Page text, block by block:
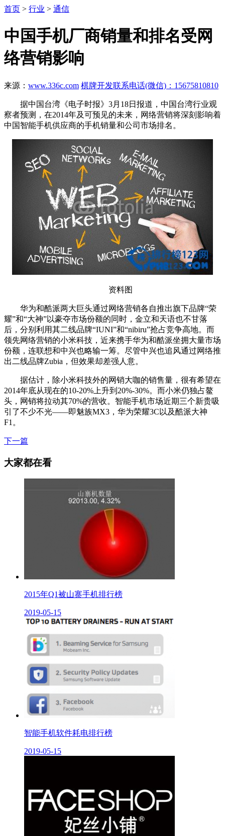
首页 > 行业 > 通信
中国手机厂商销量和排名受网
络营销影响
来源： www.336c.com 棋牌开发联系电话(微信)：15675810810
据中国台湾《电子时报》3月18日报道，中国台湾行业观
察者预测，在2014年及可预见的未来，网络营销将深刻影响着
中国智能手机供应商的手机销量和公司市场排名。
资料图
华为和酷派两大巨头通过网络营销各自推出旗下品牌“荣
耀”和“大神”以豪夺市场份额的同时，金立和天语也不甘落
后，分别利用其二线品牌“IUNI”和“nibiru”抢占竞争高地。而
领先网络营销的小米科技，近来携手华为和酷派坐拥大量市场
份额，连联想和中兴也略输一筹。尽管中兴也追风通过网络推
出二线品牌Zubia，但效果却差强人意。
据估计，除小米科技外的网销大咖的销售量，很有希望在
2014年底从现在的10-20%上升到20%-30%。而小米仍独占鳌
头，网销将拉动其70%的营收。智能手机市场近期三个新贵吸
引了不少不光——即魅族MX3，华为荣耀3C以及酷派大神
F1。
下一篇
大家都在看
2015年Q1被山寨手机排行榜
2019-05-15
智能手机软件耗电排行榜
2019-05-15